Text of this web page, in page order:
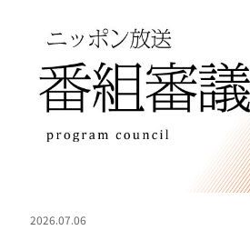
2026.07.06